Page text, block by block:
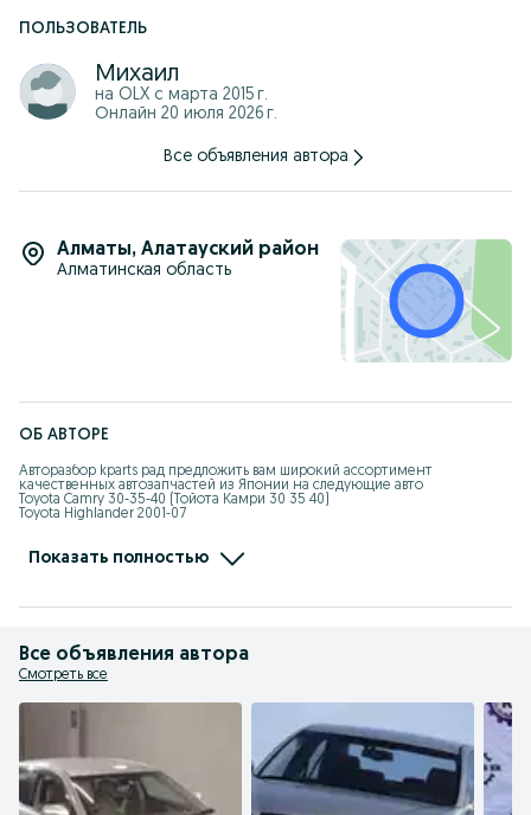
ПОЛЬЗОВАТЕЛЬ
Михаил
на OLX с марта 2015 г.
Онлайн 20 июля 2026 г.
Все объявления автора
Алматы, Алатауский район
Алматинская область
ОБ АВТОРЕ
Авторазбор kparts рад предложить вам широкий ассортимент
качественных автозапчастей из Японии на следующие авто
Toyota Camry 30-35-40 (Тойота Камри 30 35 40)
Toyota Highlander 2001-07
Mercedes Benz W124 W140 W210
Показать полностью
Все объявления автора
Смотреть все